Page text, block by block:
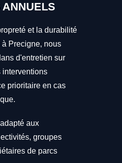
ANNUELS
et la durabilité
Precigne, nous
d'entretien sur
interventions
prioritaire en cas
aux
groupes
de parcs